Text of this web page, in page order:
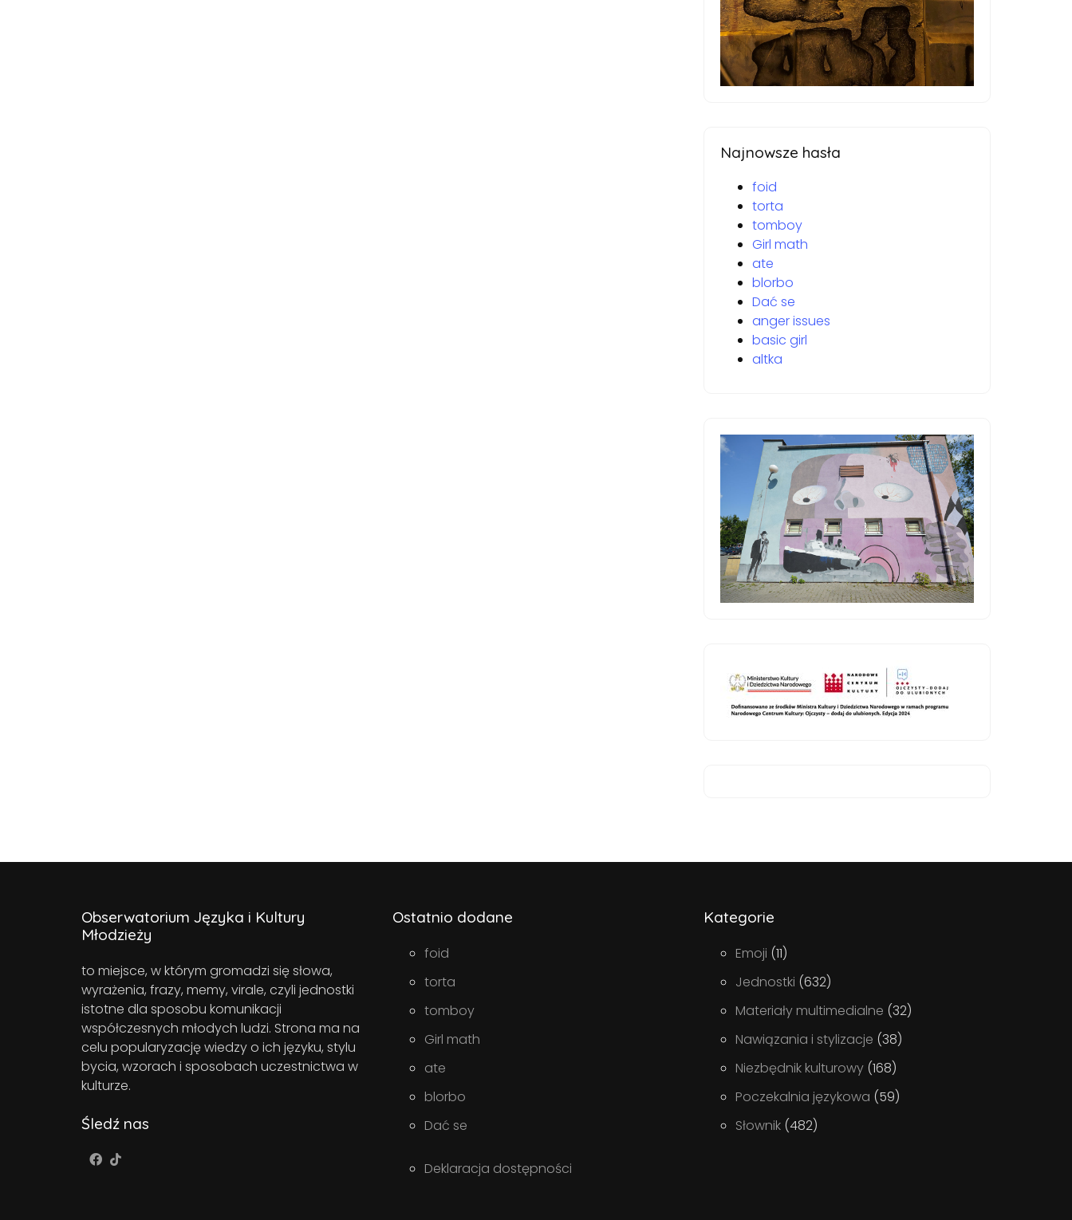
Najnowsze hasła
foid
torta
tomboy
Girl math
ate
blorbo
Dać se
anger issues
basic girl
altka
Obserwatorium Języka i Kultury
Młodzieży
to miejsce, w którym gromadzi się słowa,
wyrażenia, frazy, memy, virale, czyli jednostki
istotne dla sposobu komunikacji
współczesnych młodych ludzi. Strona ma na
celu popularyzację wiedzy o ich języku, stylu
bycia, wzorach i sposobach uczestnictwa w
kulturze.
Śledź nas
Ostatnio dodane
foid
torta
tomboy
Girl math
ate
blorbo
Dać se
Deklaracja dostępności
Kategorie
Emoji (11)
Jednostki (632)
Materiały multimedialne (32)
Nawiązania i stylizacje (38)
Niezbędnik kulturowy (168)
Poczekalnia językowa (59)
Słownik (482)